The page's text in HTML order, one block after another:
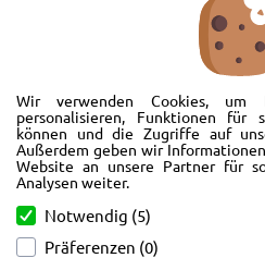
Wir verwenden Cookies,
personalisieren, Funktionen für
können und die Zugriffe auf
Außerdem geben wir
Website an unsere Partner für
Analysen weiter.
Notwendig (5)
Präferenzen (0)
Wir freuen uns, Sie im AutoShop
bieten Ihnen Kompletträder und
Rover, Range Rover, Volvo, Peugeot,
schlägt unser Herz rund um’s
Werkstatt, Service und natürlich
von der Couch aus unsere Räder und
und Ihre neuen Räder betrachten?
kaufen? Von Ford bis Volvo, wir
und schnellen Kontakt zum AutoShop